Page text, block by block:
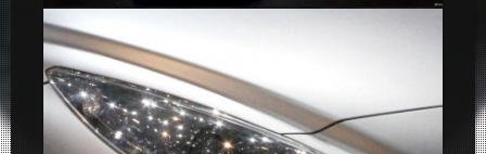
Jaguar XK 140